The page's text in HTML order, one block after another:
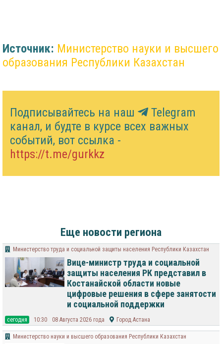
Источник: Министерство науки и высшего
образования Республики Казахстан
Подписывайтесь на наш
Telegram
канал, и будте в курсе всех важных
событий, вот ссылка -
https://t.me/gurkkz
Еще новости региона
Министерство труда и социальной защиты населения Республики Казахстан
Вице-министр труда и социальной
защиты населения РК представил в
Костанайской области новые
цифровые решения в сфере занятости
и социальной поддержки
cегодня 10:30 08 Августа 2026 года Город Астана
Министерство науки и высшего образования Республики Казахстан